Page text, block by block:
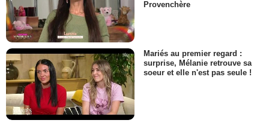
Provenchère
Mariés au premier regard :
surprise, Mélanie retrouve sa
soeur et elle n'est pas seule !